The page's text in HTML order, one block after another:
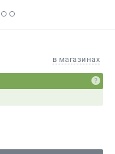
в магазинах